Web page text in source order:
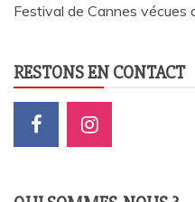
Festival de Cannes vécues
RESTONS EN CONTACT